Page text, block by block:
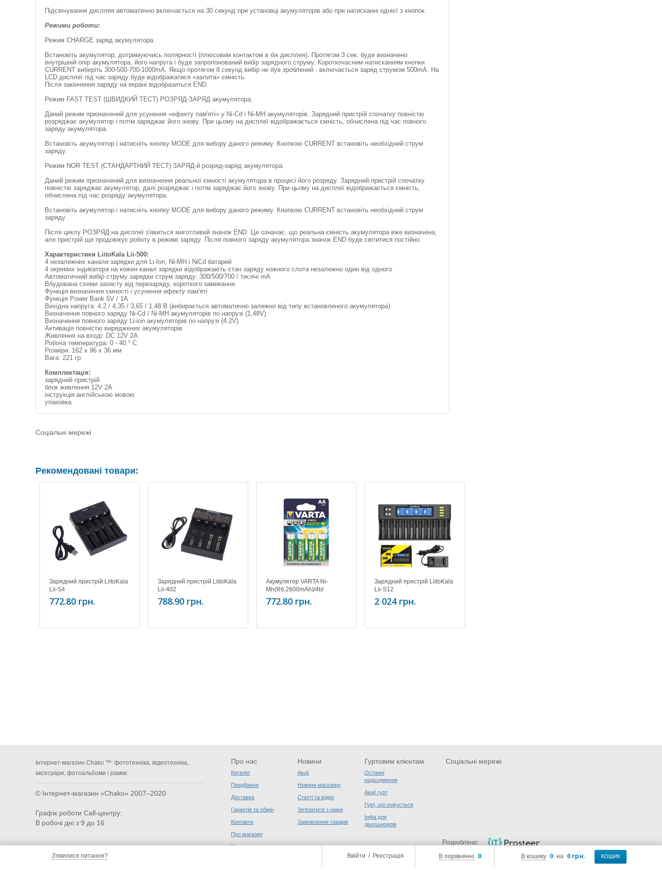
З'явилися питання? В кошику 0 на 0 грн. КОШИК
В порівнянні 0
Ввійти / Реєстрація
Підсвічування дисплея автоматично включається на 30 секунд при установці акумуляторів або при натисканні однієї з кнопок.
Режими роботи:
Режим CHARGE заряд акумулятора.
Встановіть акумулятор, дотримуючись полярності (плюсовим контактом в бік дисплея). Протягом 3 сек. буде визначено
внутрішній опір акумулятора, його напруга і буде запропонований вибір зарядного струму. Короткочасним натисканням кнопки
CURRENT виберіть 300-500-700-1000mA. Якщо протягом 8 секунд вибір не був зроблений - включається заряд струмом 500mA. На
LCD дисплеї під час заряду буде відображатися «залита» ємність.
Після закінчення заряду на екрані відобразиться END.
Режим FAST TEST (ШВИДКИЙ ТЕСТ) РОЗРЯД-ЗАРЯД акумулятора.
Даний режим призначений для усунення «ефекту пам'яті» у Ni-Cd і Ni-MH акумуляторів. Зарядний пристрій спочатку повністю
розряджає акумулятор і потім заряджає його знову. При цьому на дисплеї відображається ємність, обчислена під час повного
заряду акумулятора.
Встановіть акумулятор і натисніть кнопку MODE для вибору даного режиму. Кнопкою CURRENT встановіть необхідний струм
заряду.
Режим NOR TEST (СТАНДАРТНИЙ ТЕСТ) ЗАРЯД-й розряд-заряд акумулятора.
Даний режим призначений для визначення реальної ємності акумулятора в процесі його розряду. Зарядний пристрій спочатку
повністю заряджає акумулятор, далі розряджає і потім заряджає його знову. При цьому на дисплеї відображається ємність,
обчислена під час розряду акумулятора.
Встановіть акумулятор і натисніть кнопку MODE для вибору даного режиму. Кнопкою CURRENT встановіть необхідний струм
заряду.
Після циклу РОЗРЯД на дисплеї з'явиться миготливий значок END. Це означає, що реальна ємність акумулятора вже визначена,
але пристрій ще продовжує роботу в режимі заряду. Після повного заряду акумулятора значок END буде світитися постійно.
Характеристики LiitoKala Lii-500:
4 незалежних канали зарядки для Li-Ion, Ni-MH і NiCd батарей
4 окремих індикатора на кожен канал зарядки відображають стан заряду кожного слота незалежно один від одного
Автоматичний вибір струму зарядки струм заряду: 300/500/700 / тисячі mA
Вбудована схеми захисту від перезаряду, короткого замикання
Функція визначення ємності і усунення ефекту пам'яті
Функція Power Bank 5V / 1A
Вихідна напруга: 4.2 / 4,35 / 3,65 / 1.48 В (вибирається автоматично залежно від типу встановленого акумулятора)
Визначення повного заряду Ni-Cd / Ni-MH акумуляторів по напрузі (1,48V)
Визначення повного заряду Li-ion акумуляторів по напрузі (4.2V)
Активація повністю виряджених акумуляторів
Живлення на вході: DC 12V 2A
Робоча температура: 0 - 40 ° C
Розміри: 162 х 96 х 36 мм
Вага: 221 гр
Комплектація:
зарядний пристрій
блок живлення 12V 2A
інструкція англійською мовою
упаковка
Соціальні мережі
Рекомендовані товари:
Зарядний пристрій LiitoKala
Lii-S4
772.80 грн.
Зарядний пристрій LiitoKala
Lii-402
788.90 грн.
Акумулятор VARTA Ni-
Mh(R6,2600mAh)/4bl
(READY 2 USE)
772.80 грн.
Зарядний пристрій LiitoKala
Lii-S12
2 024 грн.
Інтернет-магазин Chako ™: фототехніка, відеотехніка,
аксесуари, фотоальбоми і рамки.
© Інтернет-магазин «Chako» 2007–2020
Графік роботи Call-центру:
В робочі дні з 9 до 16
Про нас
Каталог
Придбання
Доставка
Гарантія та обмін
Контакти
Про магазин
Угода користувача
Новини
Акції
Новини магазину
Статті та відео
Зв'язатися з нами
Замовлення товарів
Гуртовим клієнтам
Останні
надходження
Акції гурт
Гурт, що очікується
Інфа для
дропшиперів
Соціальні мережі
Розроблено: